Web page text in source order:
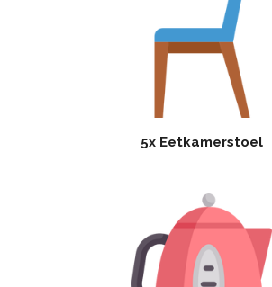
5x Eetkamerstoel